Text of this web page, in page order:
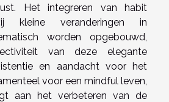
Het integreren van habit
kleine veranderingen in
worden opgebouwd,
van deze elegante
en aandacht voor het
voor een mindful leven,
aan het verbeteren van de